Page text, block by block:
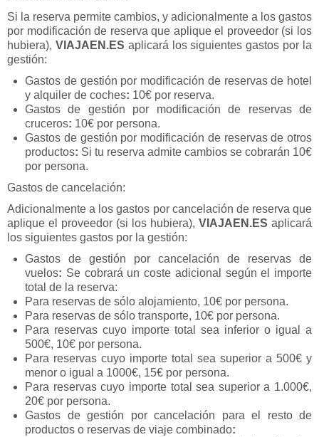
Si la reserva permite cambios, y adicionalmente a los gastos
por modificación de reserva que aplique el proveedor (si los
hubiera), VIAJAEN.ES aplicará los siguientes gastos por la
gestión:
Gastos de gestión por modificación de reservas de hotel
y alquiler de coches: 10€ por reserva.
Gastos de gestión por modificación de reservas de
cruceros: 10€ por persona.
Gastos de gestión por modificación de reservas de otros
productos: Si tu reserva admite cambios se cobrarán 10€
por persona.
Gastos de cancelación:
Adicionalmente a los gastos por cancelación de reserva que
aplique el proveedor (si los hubiera), VIAJAEN.ES aplicará
los siguientes gastos por la gestión:
Gastos de gestión por cancelación de reservas de
vuelos: Se cobrará un coste adicional según el importe
total de la reserva:
Para reservas de sólo alojamiento, 10€ por persona.
Para reservas de sólo transporte, 10€ por persona.
Para reservas cuyo importe total sea inferior o igual a
500€, 10€ por persona.
Para reservas cuyo importe total sea superior a 500€ y
menor o igual a 1000€, 15€ por persona.
Para reservas cuyo importe total sea superior a 1.000€,
20€ por persona.
Gastos de gestión por cancelación para el resto de
productos o reservas de viaje combinado: